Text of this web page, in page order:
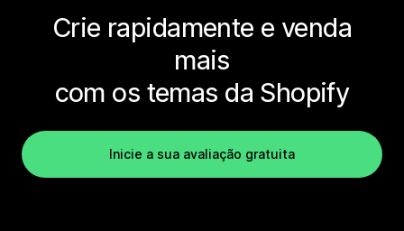
Crie rapidamente e venda
mais
com os temas da Shopify
Inicie a sua avaliação gratuita